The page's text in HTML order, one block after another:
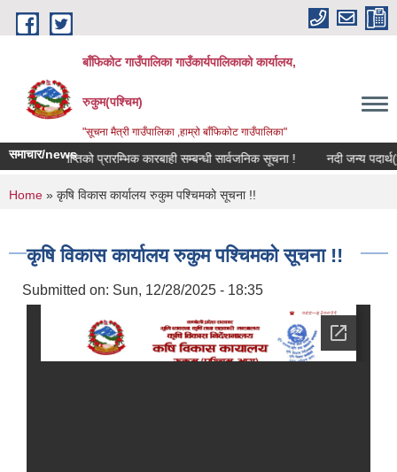
Skip to main content
बाँफिकोट गाउँपालिका गाउँकार्यपालिकाको कार्यालय,
रुकुम(पश्चिम)
"सूचना मैत्री गाउँपालिका ,हाम्रो बाँफिकोट गाउँपालिका"
समाचार/news
जग्गा प्राप्तिको प्रारम्भिक कारबाही सम्बन्धी सार्वजनिक सूचना ! नदी जन्य
You are here
Home » कृषि विकास कार्यालय रुकुम पश्चिमको सूचना !!
कृषि विकास कार्यालय रुकुम पश्चिमको सूचना !!
Submitted on: Sun, 12/28/2025 - 18:35